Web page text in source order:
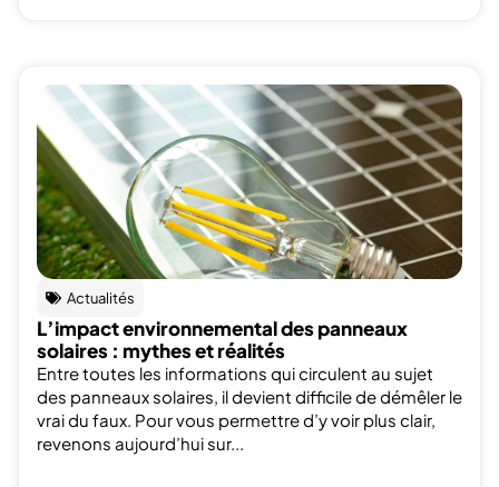
Actualités
L’impact environnemental des panneaux
solaires : mythes et réalités
Entre toutes les informations qui circulent au sujet
des panneaux solaires, il devient difficile de démêler le
vrai du faux. Pour vous permettre d’y voir plus clair,
revenons aujourd’hui sur...